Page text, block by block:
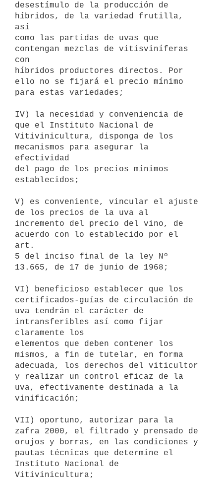
desestímulo de la producción de
híbridos, de la variedad frutilla,
así
como las partidas de uvas que
contengan mezclas de vitisviníferas
con
híbridos productores directos. Por
ello no se fijará el precio mínimo
para estas variedades;
IV) la necesidad y conveniencia de
que el Instituto Nacional de
Vitivinicultura, disponga de los
mecanismos para asegurar la
efectividad
del pago de los precios mínimos
establecidos;
V) es conveniente, vincular el ajuste
de los precios de la uva al
incremento del precio del vino, de
acuerdo con lo establecido por el
art.
5 del inciso final de la ley Nº
13.665, de 17 de junio de 1968;
VI) beneficioso establecer que los
certificados-guías de circulación de
uva tendrán el carácter de
intransferibles así como fijar
claramente los
elementos que deben contener los
mismos, a fin de tutelar, en forma
adecuada, los derechos del viticultor
y realizar un control eficaz de la
uva, efectivamente destinada a la
vinificación;
VII) oportuno, autorizar para la
zafra 2000, el filtrado y prensado de
orujos y borras, en las condiciones y
pautas técnicas que determine el
Instituto Nacional de
Vitivinicultura;